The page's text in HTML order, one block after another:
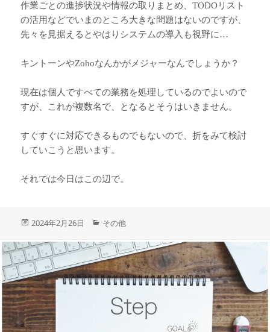
作業ごとの進捗状況や情報の取りまとめ、TODOリスト
の活用などでいまのところ大きな問題はないのですが、
先々を見据えるとやはりシステムの導入も視野に…
キントーンやZohoなんかがメジャーなんでしょうか？
現在は個人ですべての業務を処理しているのでよいので
すが、これが複数名で、となるとそうはいきません。
すぐすぐに対応できるものでもないので、折をみて検討
していこうと思います。
それでは今日はこの辺で。
投
日:
2024年2月26日
カ
ゴ
リ
ー
その他